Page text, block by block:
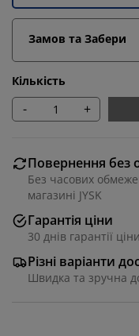
Замов та Забери
Кількість
- +
Повернення без
Без часових
магазині JYSK
Гарантія ціни
30 днів гарантії
Різні варіанти
Швидка та зручна